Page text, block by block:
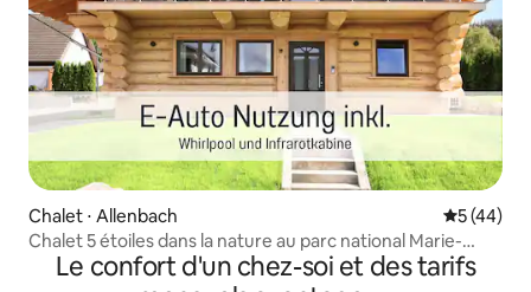
Chalet ⋅ Allenbach
5 (44)
Chalet 5 étoiles dans la nature au parc national Marie-
LuiseLe confort d'un chez-soi et des tarifs